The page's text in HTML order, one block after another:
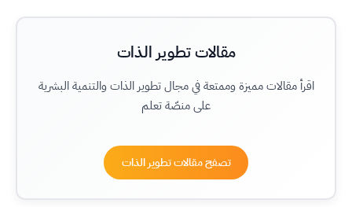
مقالات تطوير الذات
اقرأ مقالات مميزة وممتعة في مجال تطوير الذات والتنمية البشرية
على منصّة تعلم
تصفح مقالات تطوير الذات